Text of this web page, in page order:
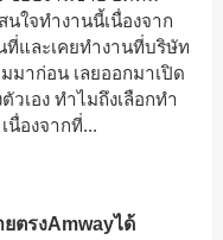
ใจทำงานนี้เนื่องจาก
ที่และเคยทำงานที่บริษัท
มาก่อน เลยออกมาเปิด
วเอง ทำไมถึงเลือกทำ
นื่องจากที่...
ตรงAmwayได้